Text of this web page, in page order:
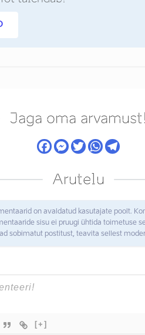
Jaga oma arvamust!
Arutelu
on avaldatud kasutajate poolt.
sisu ei pruugi ühtida toimetuse
sobimatut postitust, teavita sellest
[+]